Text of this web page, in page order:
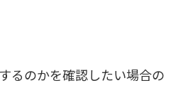
るのかを確認したい場合の